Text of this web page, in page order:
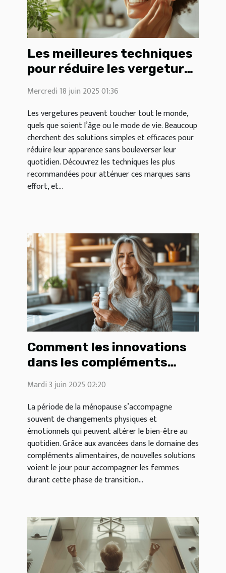
Les meilleures techniques
pour réduire les vergetures
Mercredi 18 juin 2025 01:36
Les vergetures peuvent toucher tout le monde,
quels que soient l’âge ou le mode de vie. Beaucoup
cherchent des solutions simples et efficaces pour
réduire leur apparence sans bouleverser leur
quotidien. Découvrez les techniques les plus
recommandées pour atténuer ces marques sans
effort, et...
Comment les innovations
dans les compléments
alimentaires peuvent
améliorer la qualité de vie
durant la ménopause
Mardi 3 juin 2025 02:20
La période de la ménopause s’accompagne
souvent de changements physiques et
émotionnels qui peuvent altérer le bien-être au
quotidien. Grâce aux avancées dans le domaine des
compléments alimentaires, de nouvelles solutions
voient le jour pour accompagner les femmes
durant cette phase de transition...